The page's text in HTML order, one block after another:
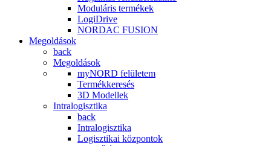
Moduláris termékek
LogiDrive
NORDAC FUSION
Megoldások
back
Megoldások
myNORD felületem
Termékkeresés
3D Modellek
Intralogisztika
back
Intralogisztika
Logisztikai központok